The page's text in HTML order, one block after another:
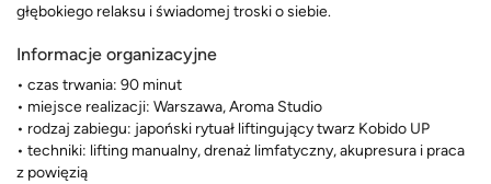
głębokiego relaksu i świadomej troski o siebie.
Informacje organizacyjne
• czas trwania: 90 minut
• miejsce realizacji: Warszawa, Aroma Studio
• rodzaj zabiegu: japoński rytuał liftingujący twarz Kobido UP
• techniki: lifting manualny, drenaż limfatyczny, akupresura i praca
z powięzią